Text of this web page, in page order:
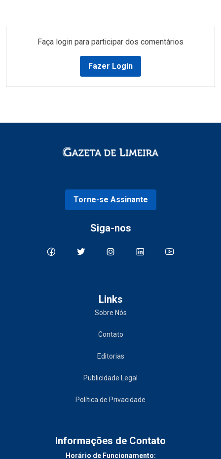
Faça login para participar dos comentários
Fazer Login
Torne-se Assinante
Siga-nos
Links
Sobre Nós
Contato
Editorias
Publicidade Legal
Política de Privacidade
Informações de Contato
Horário de Funcionamento: